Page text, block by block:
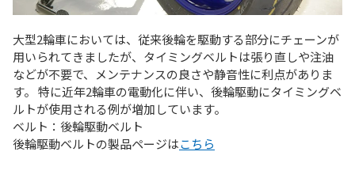
大型2輪車においては、従来後輪を駆動する部分にチェーンが
用いられてきましたが、タイミングベルトは張り直しや注油
などが不要で、メンテナンスの良さや静音性に利点がありま
す。 特に近年2輪車の電動化に伴い、後輪駆動にタイミングベ
ルトが使用される例が増加しています。
ベルト：後輪駆動ベルト
後輪駆動ベルトの製品ページはこちら